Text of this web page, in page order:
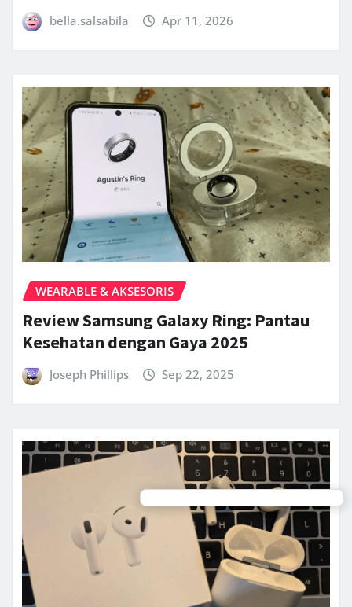
bella.salsabila Apr 11, 2026
WEARABLE & AKSESORIS
Review Samsung Galaxy Ring: Pantau
Kesehatan dengan Gaya 2025
Joseph Phillips Sep 22, 2025